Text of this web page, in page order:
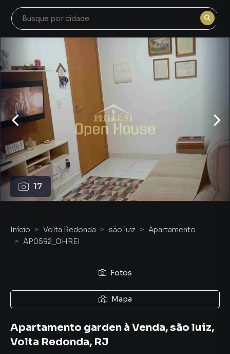
17
Início Volta Redonda são luiz
Apartamento
AP0592_OHREI
Fotos
Mapa
Apartamento garden à Venda, são luiz,
Volta Redonda, RJ